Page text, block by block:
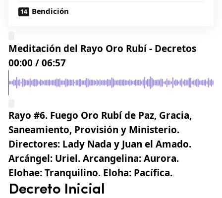
Bendición
Meditación del Rayo Oro Rubí - Decretos
00:00 /06:57
Rayo #6. Fuego Oro Rubí de Paz, Gracia,
Saneamiento, Provisión y Ministerio.
Directores: Lady Nada y Juan el Amado.
Arcángel: Uriel. Arcangelina:Aurora.
Elohae:Tranquilino. Eloha: Pacífica.
Decreto Inicial